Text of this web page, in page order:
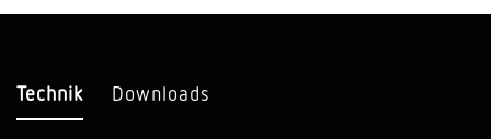
Technik Downloads